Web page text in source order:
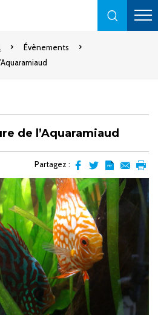
Évènements
de l’Aquaramiaud
Partagez :
sur
facebook
sur
Twitter
l'articlepar